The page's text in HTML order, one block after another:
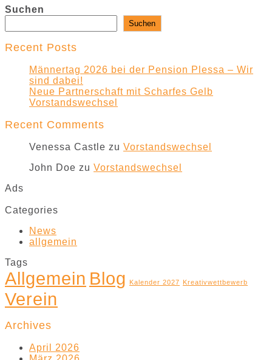
Suchen
Suchen
Recent Posts
Männertag 2026 bei der Pension Plessa – Wir
sind dabei!
Neue Partnerschaft mit Scharfes Gelb
Vorstandswechsel
Recent Comments
Venessa Castle zu Vorstandswechsel
John Doe zu Vorstandswechsel
Ads
Categories
News
allgemein
Tags
Allgemein Blog Kalender 2027 Kreativwettbewerb
Verein
Archives
April 2026